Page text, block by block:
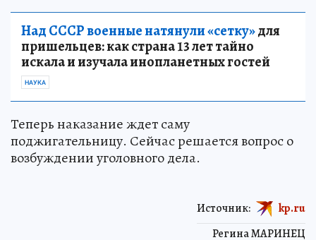
Над СССР военные натянули «сетку»для
пришельцев: как страна 13 лет тайно
искала и изучала инопланетных гостей
НАУКА
Теперь наказание ждет саму
поджигательницу. Сейчас решается вопрос о
возбуждении уголовного дела.
Регина МАРИНЕЦ
Источник: kp.ru